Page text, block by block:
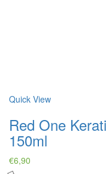
Quick View
Red One
150ml
€6,90